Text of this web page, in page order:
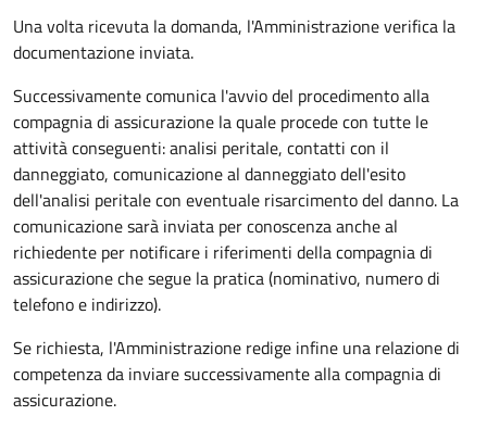
Una volta ricevuta la domanda, l'Amministrazione verifica la
documentazione inviata.
Successivamente comunica l'avvio del procedimento alla
compagnia di assicurazione la quale procede con tutte le
attività conseguenti: analisi peritale, contatti con il
danneggiato, comunicazione al danneggiato dell'esito
dell'analisi peritale con eventuale risarcimento del danno. La
comunicazione sarà inviata per conoscenza anche al
richiedente per notificare i riferimenti della compagnia di
assicurazione che segue la pratica (nominativo, numero di
telefono e indirizzo).
Se richiesta, l'Amministrazione redige infine una relazione di
competenza da inviare successivamente alla compagnia di
assicurazione.